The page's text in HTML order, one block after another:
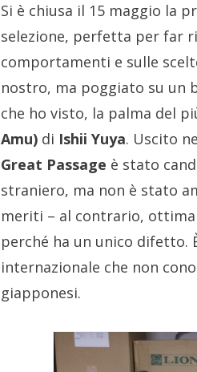
Si è chiusa il 15 maggio la
selezione, perfetta per far
comportamenti e sulle
nostro, ma poggiato su un
che ho visto, la palma del
Amu) di Ishii Yuya. Uscito
Great Passage è stato
straniero, ma non è stato
meriti – al contrario,
perché ha un unico difetto.
internazionale che non
giapponesi.